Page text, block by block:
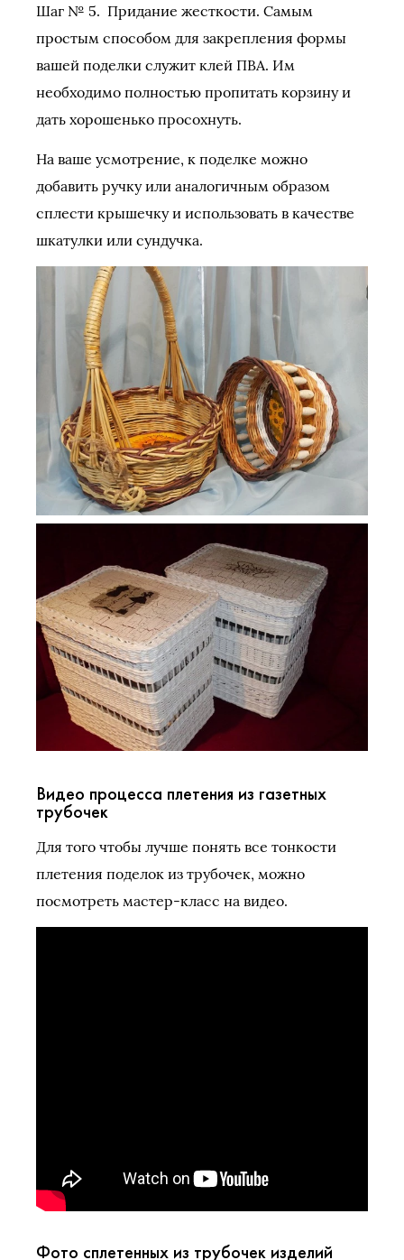
Шаг № 5. Придание жесткости. Самым
простым способом для закрепления формы
вашей поделки служит клей ПВА. Им
необходимо полностью пропитать корзину и
дать хорошенько просохнуть.
На ваше усмотрение, к поделке можно
добавить ручку или аналогичным образом
сплести крышечку и использовать в качестве
шкатулки или сундучка.
Видео процесса плетения из газетных
трубочек
Для того чтобы лучше понять все тонкости
плетения поделок из трубочек, можно
посмотреть мастер-класс на видео.
Фото сплетенных из трубочек изделий